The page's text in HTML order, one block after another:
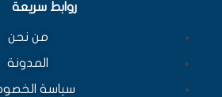
روابط سريعة
من نحن
المدونة
سياسة